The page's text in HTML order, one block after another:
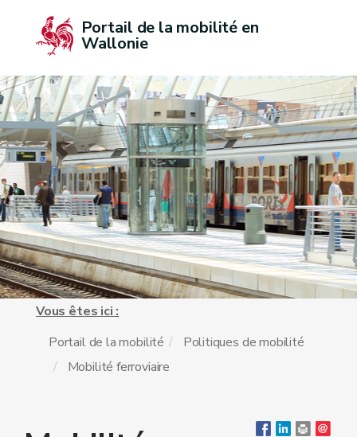
Portail de la mobilité en
Wallonie
Vous êtes ici :
Portail de la mobilité
Politiques de mobilité
Mobilité ferroviaire